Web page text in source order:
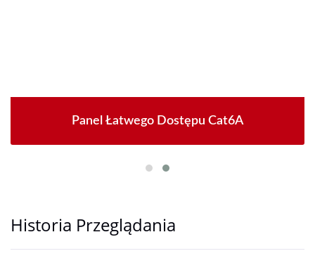
Panel Łatwego Dostępu Cat6A
Historia Przeglądania